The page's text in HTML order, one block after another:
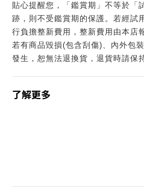
貼心提醒您，「鑑賞期」不等於「
跡，則不受鑑賞期的保護。若經試
行負擔整新費用，整新費用由本店
若有商品毀損(包含刮傷)、內外包
發生，恕無法退換貨，退貨時請保
了解更多